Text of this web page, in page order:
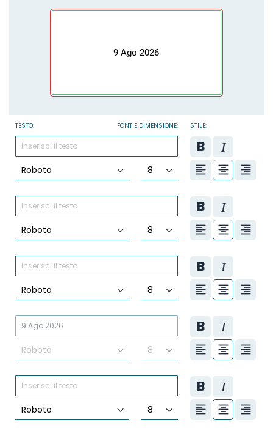
9 Ago 2026
TESTO: FONT E DIMENSIONE: STILE: